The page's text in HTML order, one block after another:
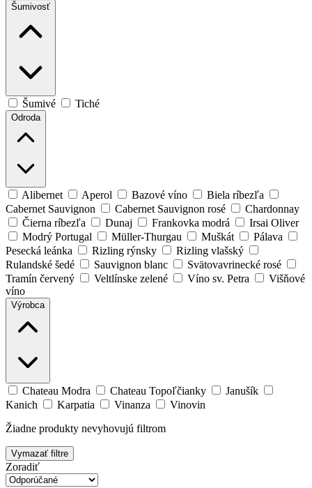
Šumivosť
Šumivé Tiché
Odroda
Alibernet Aperol Bazové víno
Biela ríbezľa
Cabernet Sauvignon
Cabernet Sauvignon rosé
Chardonnay
Čierna ríbezľa
Dunaj Frankovka modrá
Irsai Oliver
Modrý Portugal
Müller-Thurgau Muškát
Pálava
Pesecká leánka
Rizling rýnsky
Rizling vlašský
Rulandské šedé
Sauvignon blanc
Svätovavrinecké rosé
Tramín červený
Veltlínske zelené Víno sv. Petra
Višňové
víno
Výrobca
Chateau Modra Chateau Topoľčianky
Janušík
Kanich
Karpatia Vinanza
Vinovin
Žiadne produkty nevyhovujú filtrom
Vymazať filtre
Zoradiť